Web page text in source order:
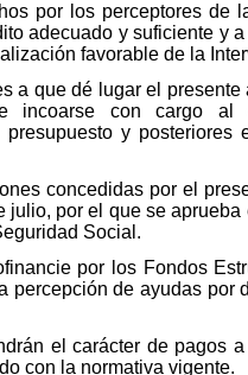
por los perceptores de
adecuado y suficiente y
favorable de la
que dé lugar el presente
incoarse con cargo al
y
concedidas por el
julio, por el que se
Social.
por los Fondos
percepción de ayudas
el carácter de pagos
con la normativa vigente.